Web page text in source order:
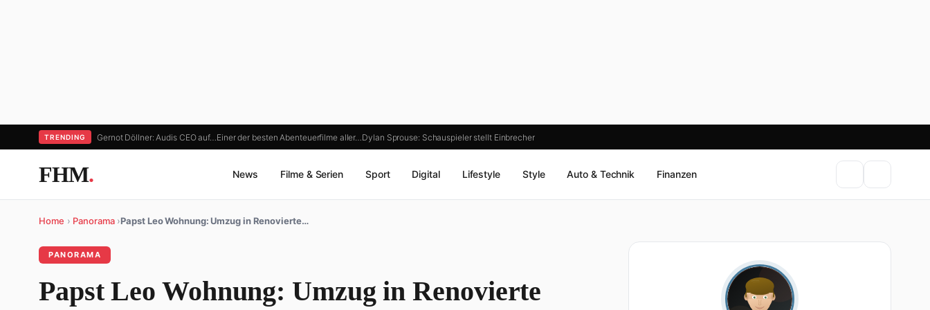
TRENDING Gernot Döllner: Audis CEO auf… Einer der besten Abenteuerfilme aller… Dylan Sprouse: Schauspieler stellt Einbrecher
FHM. News Filme & Serien Sport Digital Lifestyle Style Auto & Technik Finanzen
Home › Panorama ›Papst Leo Wohnung: Umzug in Renovierte…
PANORAMA
Papst Leo Wohnung: Umzug in Renovierte